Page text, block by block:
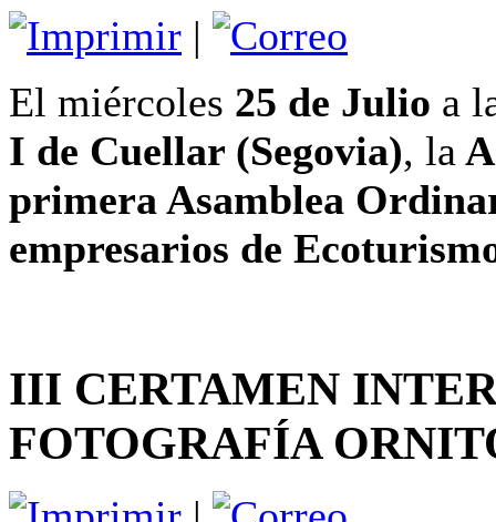
|
El miércoles 25 de Julio a
I de Cuellar (Segovia), la
primera Asamblea
empresarios de
III CERTAMEN
FOTOGRAFÍA